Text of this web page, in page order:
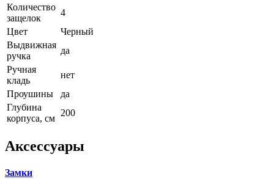
Количество
защелок
4
Цвет
Черный
Выдвижная
ручка
да
Ручная
кладь
нет
Проушины
да
Глубина
корпуса, см
200
Аксессуары
Замки